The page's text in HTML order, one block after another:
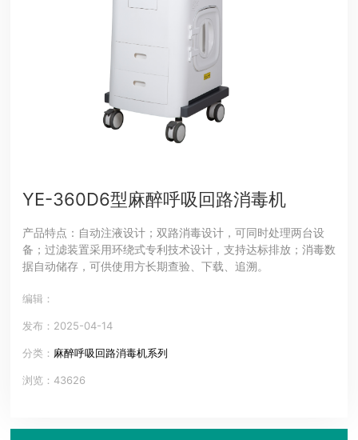
YE-360D6型麻醉呼吸回路消毒机
产品特点：自动注液设计；双路消毒设计，可同时处理两台设
备；过滤装置采用环绕式专利技术设计，支持达标排放；消毒数
据自动储存，可供使用方长期查验、下载、追溯。
编辑：
发布：2025-04-14
分类： 麻醉呼吸回路消毒机系列
浏览：43626